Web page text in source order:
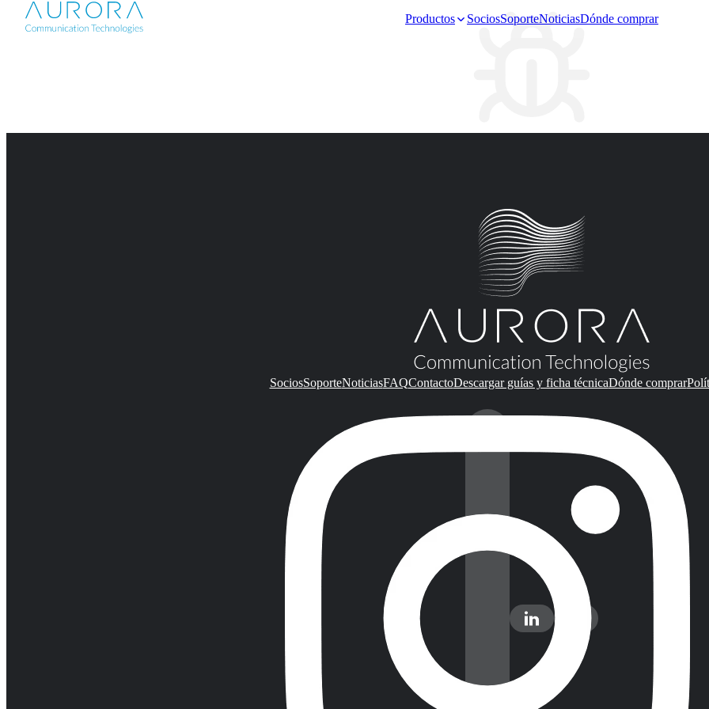
Network Audio
Productos SociosSoporteNoticiasDónde comprar
SociosSoporteNoticiasFAQContactoDescargar guías y ficha técnicaDónde comprar